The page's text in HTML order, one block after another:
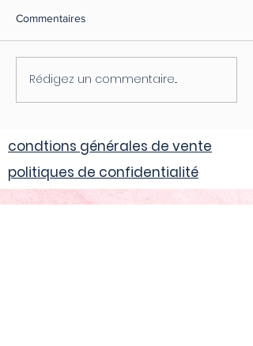
Commentaires
Rédigez un commentaire...
condtions générales de vente
politiques de confidentialité